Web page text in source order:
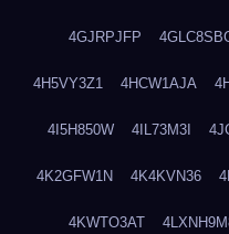
4GJRPJFP
4H5VY3Z1 4HCW1AJA
4I5H850W 4IL73M3I
4K2GFW1N 4K4KVN36
4KWTO3AT